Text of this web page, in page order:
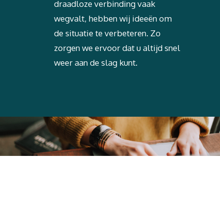
draadloze verbinding vaak
wegvalt, hebben wij ideeën om
de situatie te verbeteren. Zo
zorgen we ervoor dat u altijd snel
weer aan de slag kunt.